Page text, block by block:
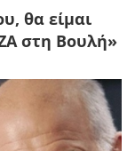
θα είμαι
στη Βουλή»